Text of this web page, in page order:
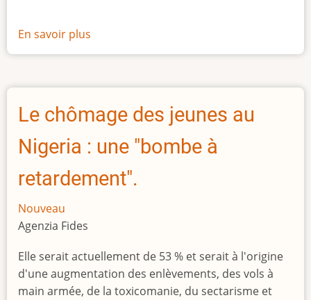
En savoir plus
La
taille
l'Afrique
Le chômage des jeunes au
Nigeria : une "bombe à
retardement".
Nouveau
Agenzia Fides
Elle serait actuellement de 53 % et serait à l'origine
d'une augmentation des enlèvements, des vols à
main armée, de la toxicomanie, du sectarisme et